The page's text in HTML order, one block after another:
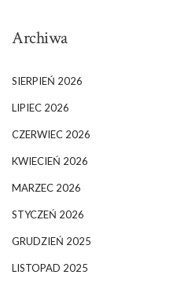
Archiwa
SIERPIEŃ 2026
LIPIEC 2026
CZERWIEC 2026
KWIECIEŃ 2026
MARZEC 2026
STYCZEŃ 2026
GRUDZIEŃ 2025
LISTOPAD 2025